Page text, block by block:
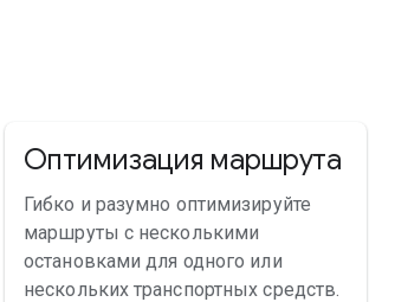
Оптимизация маршрута
Гибко и разумно оптимизируйте
маршруты с несколькими
остановками для одного или
нескольких транспортных средств.